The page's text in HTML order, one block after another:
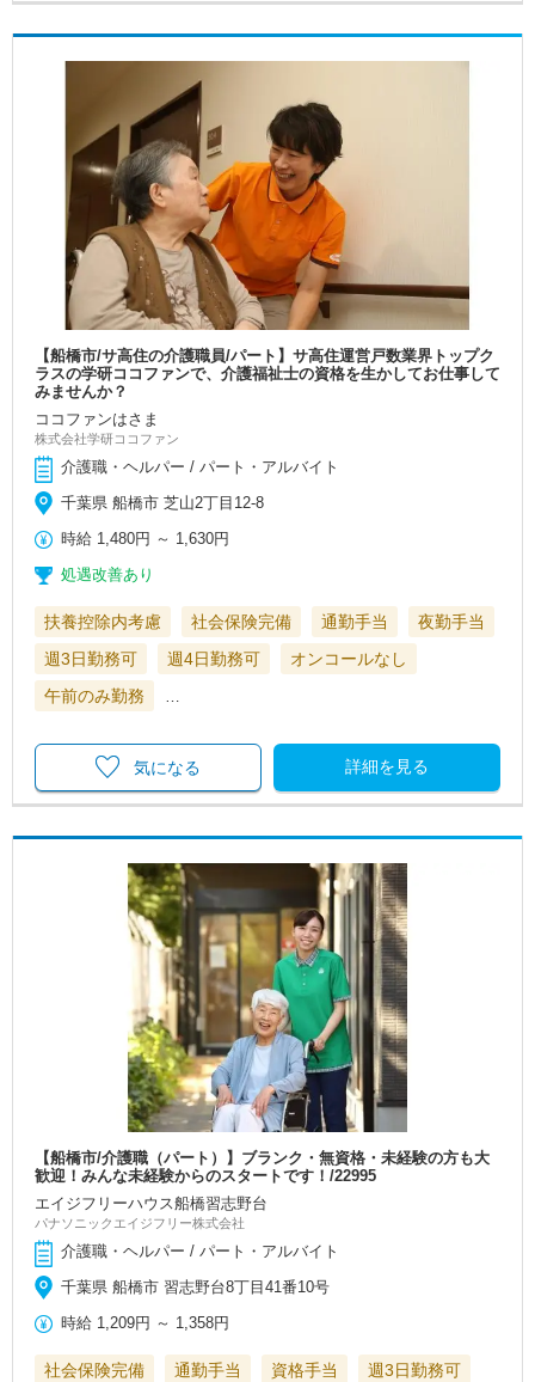
【船橋市/サ高住の介護職員/パート】サ高住運営戸数業界トップク
ラスの学研ココファンで、介護福祉士の資格を生かしてお仕事して
みませんか？
ココファンはさま
株式会社学研ココファン
介護職・ヘルパー / パート・アルバイト
千葉県 船橋市 芝山2丁目12-8
時給 1,480円 ～ 1,630円
処遇改善あり
扶養控除内考慮 社会保険完備 通勤手当
夜勤手当
週3日勤務可
週4日勤務可
オンコールなし
午前のみ勤務
詳細を見る
気になる
【船橋市/介護職（パート）】ブランク・無資格・未経験の方も大
歓迎！みんな未経験からのスタートです！/22995
エイジフリーハウス船橋習志野台
パナソニックエイジフリー株式会社
介護職・ヘルパー / パート・アルバイト
千葉県 船橋市 習志野台8丁目41番10号
時給 1,209円 ～ 1,358円
社会保険完備 通勤手当 資格手当
週3日勤務可